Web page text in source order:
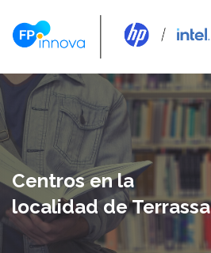
Centros en la
localidad de Terrassa